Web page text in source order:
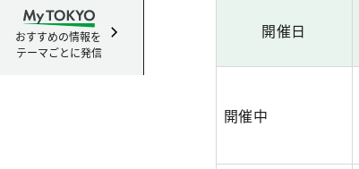
おすすめの情報を
テーマごとに発信
開催日
開催中